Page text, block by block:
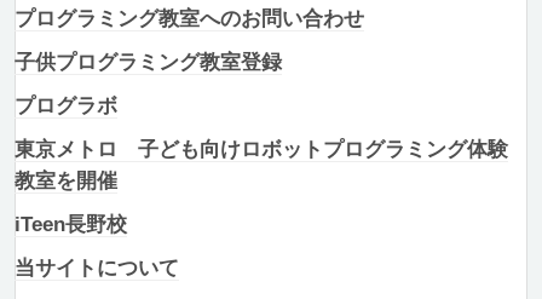
プログラミング教室へのお問い合わせ
子供プログラミング教室登録
プログラボ
東京メトロ 子ども向けロボットプログラミング体験
教室を開催
iTeen長野校
当サイトについて